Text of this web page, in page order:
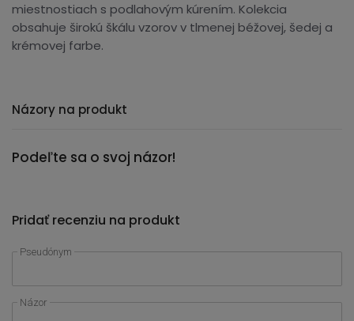
miestnostiach s podlahovým kúrením. Kolekcia
obsahuje širokú škálu vzorov v tlmenej béžovej, šedej a
krémovej farbe.
Názory na produkt
Podeľte sa o svoj názor!
Pridať recenziu na produkt
Pseudónym
Názor